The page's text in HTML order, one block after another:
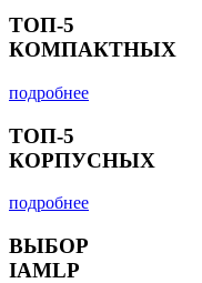
ТОП-5
КОМПАКТНЫХ
подробнее
ТОП-5
КОРПУСНЫХ
подробнее
ВЫБОР
IAMLP